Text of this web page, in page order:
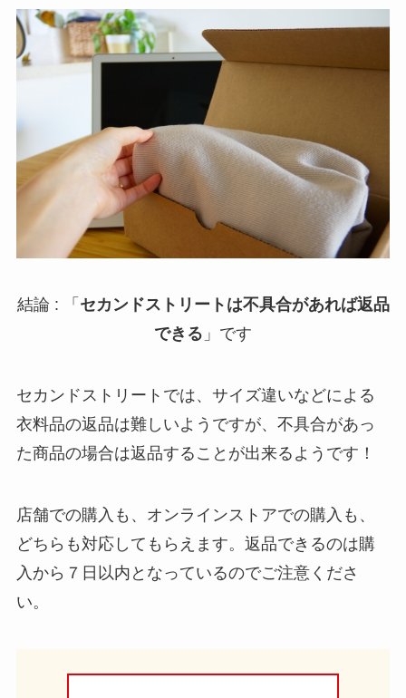
結論 : 「 セカンドストリートは不具合があれば返品
できる 」です
セカンドストリートでは、サイズ違いなどによる
衣料品の返品は難しいようですが、不具合があっ
た商品の場合は返品することが出来るようです！
店舗での購入も、オンラインストアでの購入も、
どちらも対応してもらえます。返品できるのは購
入から７日以内となっているのでご注意くださ
い。